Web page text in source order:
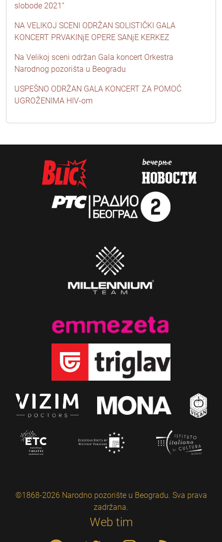
slobode 2021“
NA VELIKOJ SCENI ODRŽAN SOLISTIČKI GALA
KONCERT PRVAKINjE OPERE SANjE KERKEZ
Na Velikoj sceni održan Gala koncert Orkestra
Narodnog pozorišta u Beogradu
USPEŠNO ODRŽAN GALA KONCERT ZA POMOĆ
UGROŽENIMA HIV-om
©1868-2026 Narodno pozorište u Beogradu. Sva prava
zadržana.
Web tim